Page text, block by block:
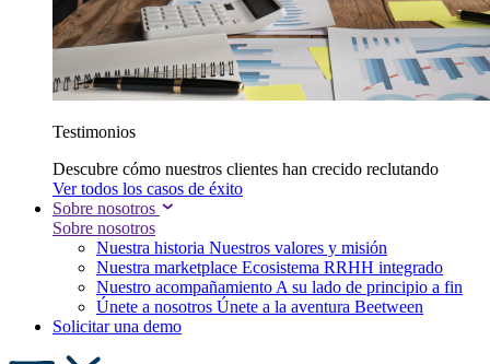
Testimonios
Descubre cómo nuestros clientes han crecido reclutando
Ver todos los casos de éxito
Sobre nosotros
Sobre nosotros
Nuestra historia Nuestros valores y misión
Nuestra marketplace Ecosistema RRHH integrado
Nuestro acompañamiento A su lado de principio a fin
Únete a nosotros Únete a la aventura Beetween
Solicitar una demo